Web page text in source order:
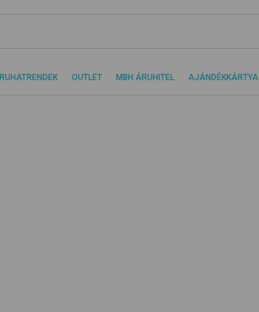
RUHATRENDEK OUTLET MBH ÁRUHITEL AJÁNDÉKKÁRTYA